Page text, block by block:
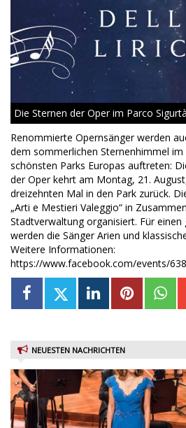
Die Sternen der Oper im Parco Sigurtà
Renommierte Opernsänger werden
dem sommerlichen Sternenhimmel
schönsten Parks Europas auftreten:
der Oper kehrt am Montag, 21.
dreizehnten Mal in den Park zurück.
„Arti e Mestieri Valeggio“ in
Stadtverwaltung organisiert. Für einen
werden die Sänger Arien und
Weitere Informationen:
https://www.facebook.com/events/
NEUESTEN NACHRICHTEN